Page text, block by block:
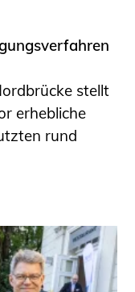
und
Bau
stellt
erhebliche
rund